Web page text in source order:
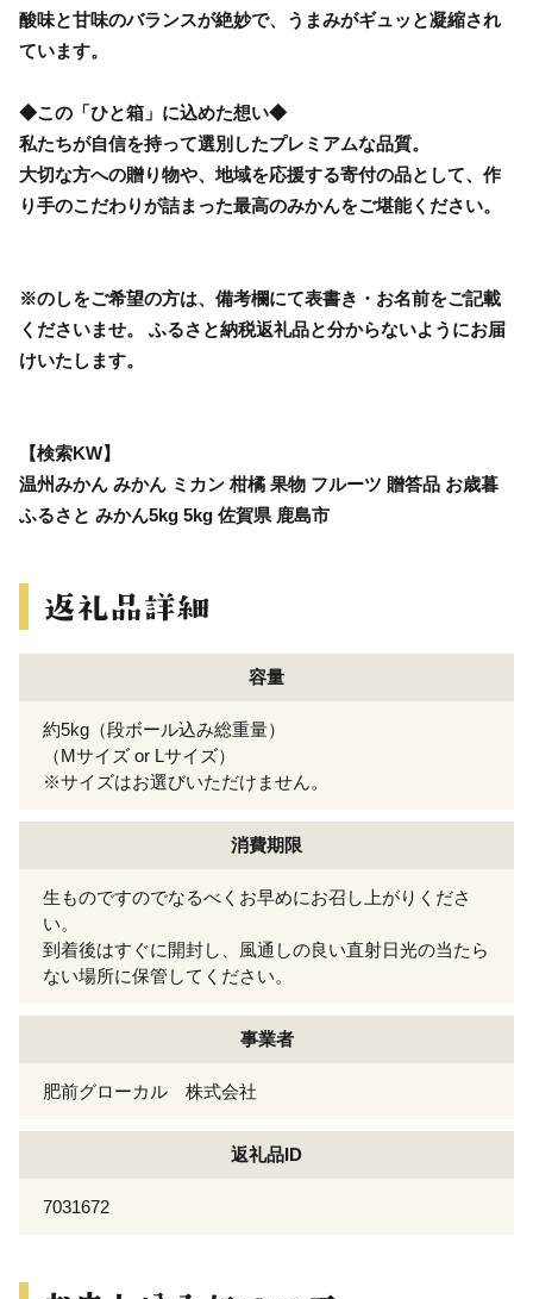
酸味と甘味のバランスが絶妙で、うまみがギュッと凝縮され
ています。
◆この「ひと箱」に込めた想い◆
私たちが自信を持って選別したプレミアムな品質。
大切な方への贈り物や、地域を応援する寄付の品として、作
り手のこだわりが詰まった最高のみかんをご堪能ください。
※のしをご希望の方は、備考欄にて表書き・お名前をご記載
くださいませ。 ふるさと納税返礼品と分からないようにお届
けいたします。
【検索KW】
温州みかん みかん ミカン 柑橘 果物 フルーツ 贈答品 お歳暮
ふるさと みかん5kg 5kg 佐賀県 鹿島市
容量
約5kg（段ボール込み総重量）
（Mサイズ or Lサイズ）
※サイズはお選びいただけません。
消費期限
生ものですのでなるべくお早めにお召し上がりくださ
い。
到着後はすぐに開封し、風通しの良い直射日光の当たら
ない場所に保管してください。
事業者
肥前グローカル 株式会社
返礼品ID
7031672